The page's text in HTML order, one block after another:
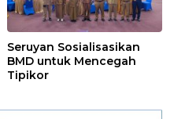
Seruyan Sosialisasikan
BMD untuk Mencegah
Tipikor